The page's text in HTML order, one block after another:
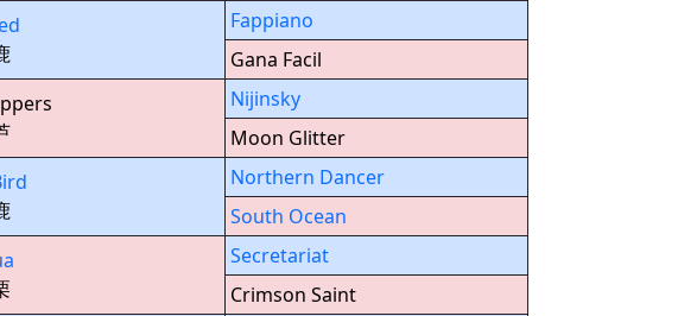
Fappiano
Gana Facil
Nijinsky
Moon Glitter
Northern Dancer
South Ocean
Secretariat
Crimson Saint